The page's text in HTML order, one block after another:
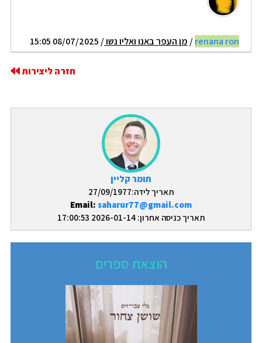
תומר קליין
תאריך לידה:27/09/1977
Email: saharur77@gmail.com
תאריך כניסה אחרון: 2026-01-14 17:00:53
הוצאת ספרים
renana ron
/ מן העפר באנו ואליו נשו/ 08/07/2025 15:05
חזרה ליצירות